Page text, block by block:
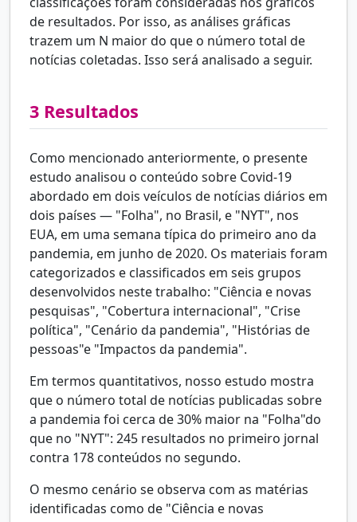
de resultados. Por isso, as análises gráficas
trazem um N maior do que o número total de
notícias coletadas. Isso será analisado a seguir.
3 Resultados
Como mencionado anteriormente, o presente
estudo analisou o conteúdo sobre Covid-19
abordado em dois veículos de notícias diários em
dois países — "Folha", no Brasil, e "NYT", nos
EUA, em uma semana típica do primeiro ano da
pandemia, em junho de 2020. Os materiais foram
categorizados e classificados em seis grupos
desenvolvidos neste trabalho: "Ciência e novas
pesquisas", "Cobertura internacional", "Crise
política", "Cenário da pandemia", "Histórias de
pessoas"e "Impactos da pandemia".
Em termos quantitativos, nosso estudo mostra
que o número total de notícias publicadas sobre
a pandemia foi cerca de 30% maior na "Folha"do
que no "NYT": 245 resultados no primeiro jornal
contra 178 conteúdos no segundo.
O mesmo cenário se observa com as matérias
identificadas como de "Ciência e novas